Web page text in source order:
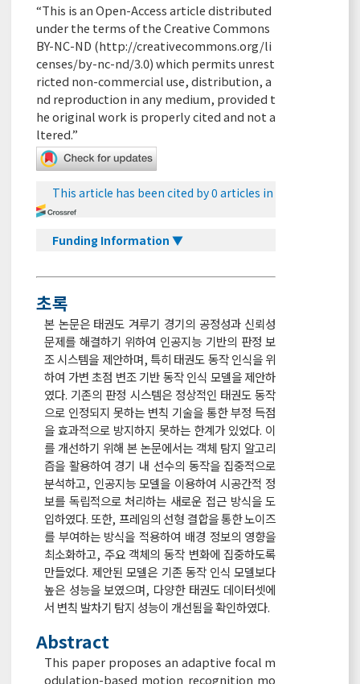
“This is an Open-Access article distributed
under the terms of the Creative Commons
BY-NC-ND (http://creativecommons.org/li
censes/by-nc-nd/3.0) which permits unrest
ricted non-commercial use, distribution, a
nd reproduction in any medium, provided t
he original work is properly cited and not a
ltered.”
This article has been cited by 0 articles in
Funding Information ▼
초록
본 논문은 태권도 겨루기 경기의 공정성과 신뢰성
문제를 해결하기 위하여 인공지능 기반의 판정 보
조 시스템을 제안하며, 특히 태권도 동작 인식을 위
하여 가변 초점 변조 기반 동작 인식 모델을 제안하
였다. 기존의 판정 시스템은 정상적인 태권도 동작
으로 인정되지 못하는 변칙 기술을 통한 부정 득점
을 효과적으로 방지하지 못하는 한계가 있었다. 이
를 개선하기 위해 본 논문에서는 객체 탐지 알고리
즘을 활용하여 경기 내 선수의 동작을 집중적으로
분석하고, 인공지능 모델을 이용하여 시공간적 정
보를 독립적으로 처리하는 새로운 접근 방식을 도
입하였다. 또한, 프레임의 선형 결합을 통한 노이즈
를 부여하는 방식을 적용하여 배경 정보의 영향을
최소화하고, 주요 객체의 동작 변화에 집중하도록
만들었다. 제안된 모델은 기존 동작 인식 모델보다
높은 성능을 보였으며, 다양한 태권도 데이터셋에
서 변칙 발차기 탐지 성능이 개선됨을 확인하였다.
Abstract
This paper proposes an adaptive focal m
odulation-based motion recognition mo